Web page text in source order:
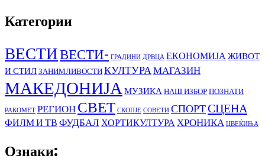
Категории
ВЕСТИВЕСТИ- ГРАДИНИ ДРВЦА ЕКОНОМИЈА ЖИВОТ
И СТИЛЗАНИМЛИВОСТИКУЛТУРА МАГАЗИН
МАКЕДОНИЈА МУЗИКА НАШ ИЗБОРПОЗНАТИ
РАКОМЕТ РЕГИОНСВЕТ СКОПЈЕ СОВЕТИ СПОРТСЦЕНА
ФИЛМ И ТВ ФУДБАЛ ХОРТИКУЛТУРА ХРОНИКА ЦВЕЌИЊА
Ознаки: